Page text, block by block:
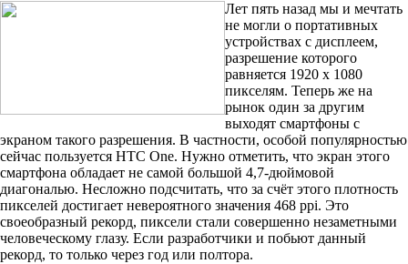
Лет пять назад мы и мечтать
не могли о портативных
устройствах с дисплеем,
разрешение которого
равняется 1920 x 1080
пикселям. Теперь же на
рынок один за другим
выходят смартфоны с
экраном такого разрешения. В частности, особой популярностью
сейчас пользуется HTC One. Нужно отметить, что экран этого
смартфона обладает не самой большой 4,7-дюймовой
диагональю. Несложно подсчитать, что за счёт этого плотность
пикселей достигает невероятного значения 468 ppi. Это
своеобразный рекорд, пиксели стали совершенно незаметными
человеческому глазу. Если разработчики и побьют данный
рекорд, то только через год или полтора.